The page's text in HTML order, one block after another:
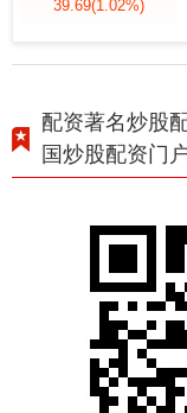
39.69(1.02%)
配资著名炒股
国炒股配资门